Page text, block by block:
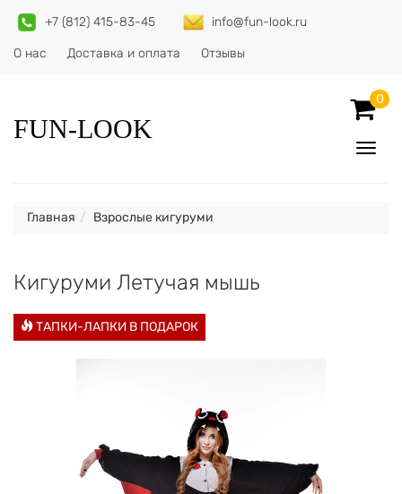
+7 (812) 415-83-45 info@fun-look.ru
О нас Доставка и оплата Отзывы
FUN-LOOK
0
Главная Взрослые кигуруми
Кигуруми Летучая мышь
ТАПКИ-ЛАПКИ В ПОДАРОК